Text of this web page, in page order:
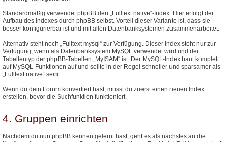
Standardmäßig verwendet phpBB den „Fulltext native“-Index. Hier erfolgt der
Aufbau des Indexes durch phpBB selbst. Vorteil dieser Variante ist, dass sie
besser konfigurierbar ist und mit allen Datenbanksystemen zusammenarbeitet.
Alternativ steht noch „Fulltext mysql“ zur Verfügung. Dieser Index steht nur zur
Verfügung, wenn als Datenbanksystem MySQL verwendet wird und der
Tabellentyp der phpBB-Tabellen „MyISAM“ ist. Der MySQL-Index baut komplett
auf MySQL-Funktionen auf und sollte in der Regel schneller und sparsamer als
„Fulltext native“ sein.
Wenn du dein Forum konvertiert hast, musst du zuerst einen neuen Index
erstellen, bevor die Suchfunktion funktioniert.
4. Gruppen einrichten
Nachdem du nun phpBB kennen gelernt hast, geht es als nächstes an die